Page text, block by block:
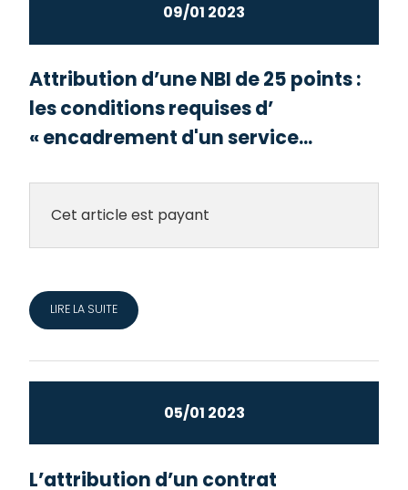
09/01 2023
Attribution d’une NBI de 25 points :
les conditions requises d’
« encadrement d'un service...
Cet article est payant
LIRE LA SUITE
05/01 2023
L’attribution d’un contrat